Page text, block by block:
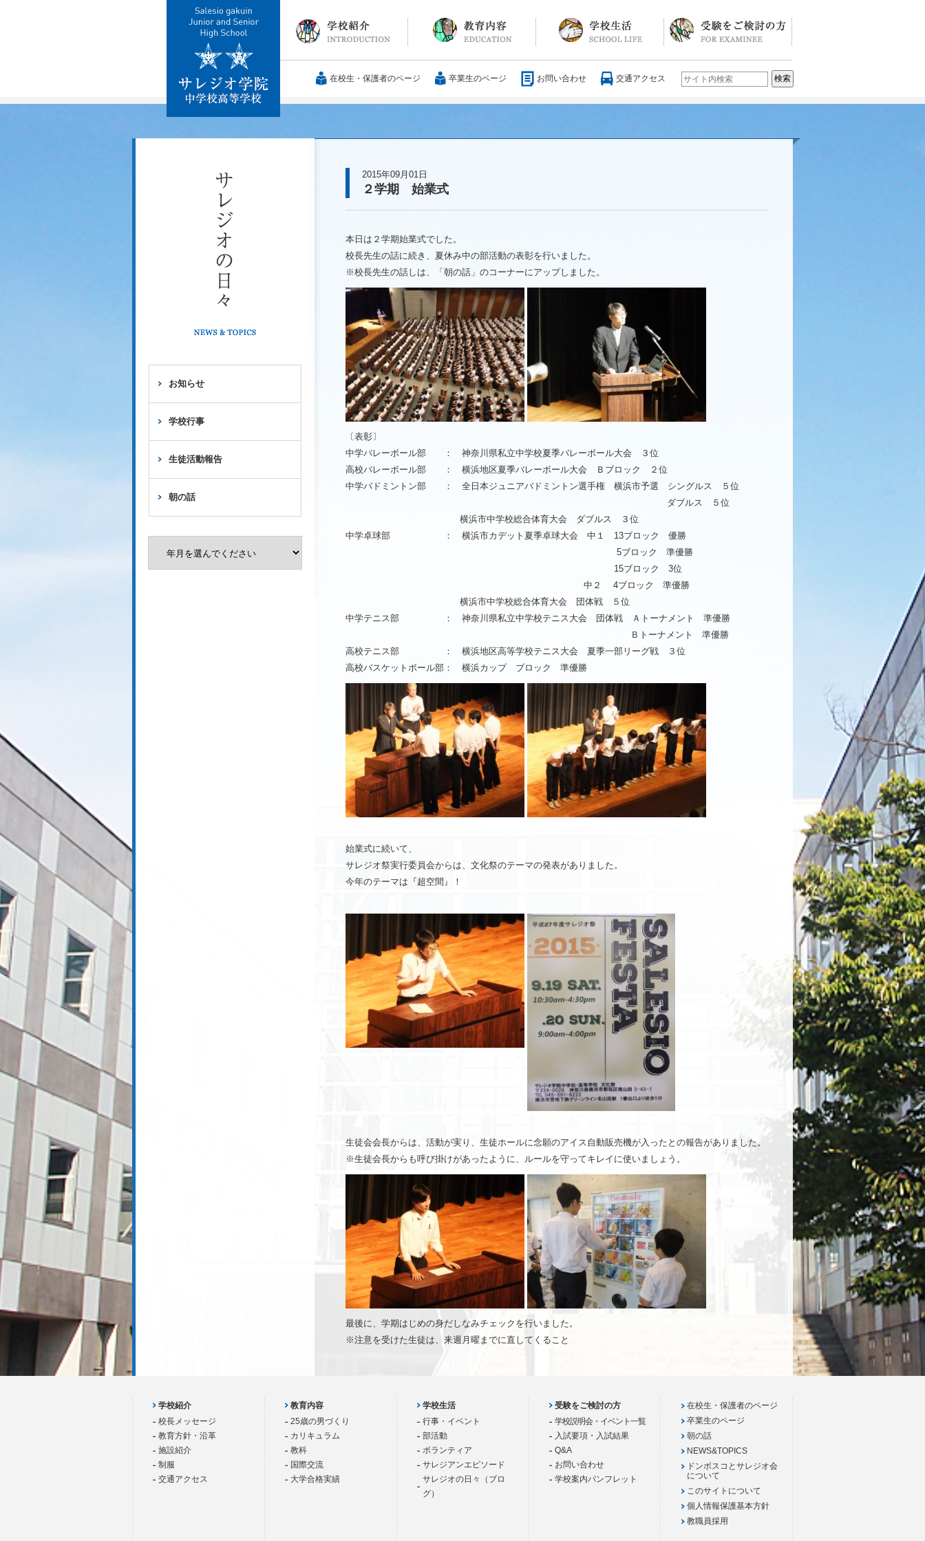
校長メッセージ
教育方針・沿革
施設紹介
交通アクセス 25歳の男づくり
カリキュラム
教科
国際交流
大学合格実績 行事・イベント
部活動
ボランティア
サレジアンエピソード
サレジオの日々(ブログ) 学校説明会・イベント一覧
入試要項・入試結果
Q&A
お問い合わせ
学校案内パンフレット
在校生・保護者のページ 卒業生のページ お問い合わせ 交通アクセス
お知らせ
学校行事
生徒活動報告
朝の話
2015年09月01日
２学期 始業式
本日は２学期始業式でした。
校長先生の話に続き、夏休み中の部活動の表彰を行いました。
※校長先生の話しは、「朝の話」のコーナーにアップしました。
〔表彰〕
中学バレーボール部 ： 神奈川県私立中学校夏季バレーボール大会 ３位
高校バレーボール部 ： 横浜地区夏季バレーボール大会 Ｂブロック ２位
中学バドミントン部 ： 全日本ジュニアバドミントン選手権 横浜市予選 シングルス ５位
ダブルス ５位
横浜市中学校総合体育大会 ダブルス ３位
中学卓球部 ： 横浜市カデット夏季卓球大会 中１ 13ブロック 優勝
5ブロック 準優勝
15ブロック 3位
中２ 4ブロック 準優勝
横浜市中学校総合体育大会 団体戦 ５位
中学テニス部 ： 神奈川県私立中学校テニス大会 団体戦 Ａトーナメント 準優勝
Ｂトーナメント 準優勝
高校テニス部 ： 横浜地区高等学校テニス大会 夏季一部リーグ戦 ３位
高校バスケットボール部： 横浜カップ ブロック 準優勝
始業式に続いて、
サレジオ祭実行委員会からは、文化祭のテーマの発表がありました。
今年のテーマは『超空間』！
生徒会会長からは、活動が実り、生徒ホールに念願のアイス自動販売機が入ったとの報告がありました。
※生徒会長からも呼び掛けがあったように、ルールを守ってキレイに使いましょう。
最後に、学期はじめの身だしなみチェックを行いました。
※注意を受けた生徒は、来週月曜までに直してくること
学校紹介
校長メッセージ
教育方針・沿革
施設紹介
制服
交通アクセス
教育内容
25歳の男づくり
カリキュラム
教科
国際交流
大学合格実績
学校生活
行事・イベント
部活動
ボランティア
サレジアンエピソード
サレジオの日々（ブロ
グ）
受験をご検討の方
学校説明会・イベント一覧
入試要項・入試結果
Q&A
お問い合わせ
学校案内パンフレット
在校生・保護者のページ
卒業生のページ
朝の話
NEWS&TOPICS
ドンボスコとサレジオ会
について
このサイトについて
個人情報保護基本方針
教職員採用